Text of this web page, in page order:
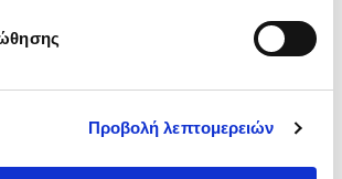
Προβολή λεπτομερειών